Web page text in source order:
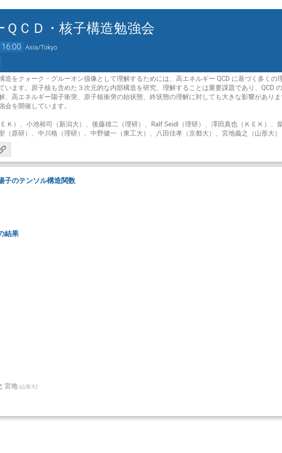
ＣＤ・核子構造勉強会
16:00 Asia/Tokyo
造をクォーク・グルーオン描像として理解するためには、高エネルギー QCD に基づく多くの
います。原子核も含めた３次元的な内部構造を研究、理解することは重要課題であり、QCD
、高エネルギー陽子衝突、原子核衝突の始状態、終状態の理解に対しても大きな影響があり
会を開催しています。
Ｋ）、小池裕司（新潟大）、後藤雄二（理研）、Ralf Seidl（理研）、澤田真也（ＫＥＫ）、
（原研）、中川格（理研）、中野健一（東工大）、八田佳孝（京都大）、宮地義之（山形大）
子のテンソル構造関数
結果
宮地 (山形大)